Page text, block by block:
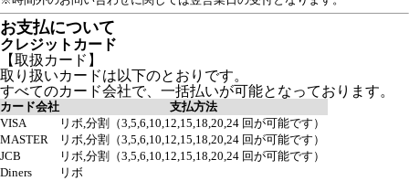
お支払について
クレジットカード
【取扱カード】
取り扱いカードは以下のとおりです。
すべてのカード会社で、一括払いが可能となっております。
カード会社
支払方法
VISA
リボ,分割（3,5,6,10,12,15,18,20,24 回が可能です）
MASTER
リボ,分割（3,5,6,10,12,15,18,20,24 回が可能です）
JCB
リボ,分割（3,5,6,10,12,15,18,20,24 回が可能です）
Diners
リボ